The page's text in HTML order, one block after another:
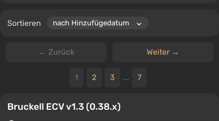
Sortieren
← Zurück Weiter →
1 2 3 ... 7
Bruckell ECV v1.3 (0.38.x)